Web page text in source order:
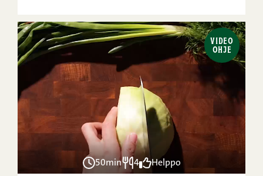
VIDEO
OHJE
50min 4 Helppo